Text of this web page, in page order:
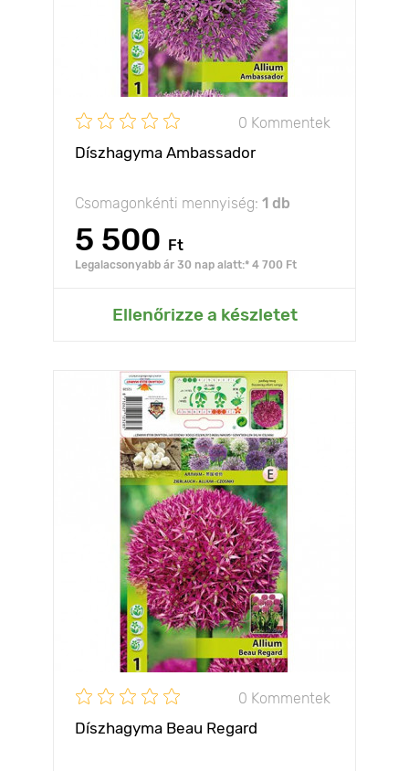
0 Kommentek
Díszhagyma Ambassador
Csomagonkénti mennyiség: 1 db
5 500 Ft
Legalacsonyabb ár 30 nap alatt:* 4 700 Ft
Ellenőrizze a készletet
0 Kommentek
Díszhagyma Beau Regard